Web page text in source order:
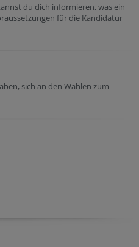
du dich informieren, was ein
für die Kandidatur
sich an den Wahlen zum